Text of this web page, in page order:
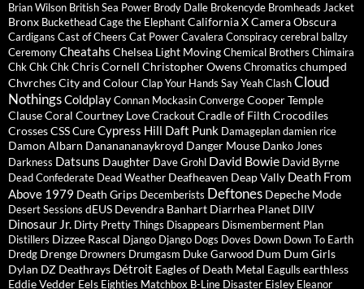
Brian Wilson British Sea Power Brody Dalle Brokencyde Bromheads Jacket
Bronx BucketheadCage the ElephantCalifornia XCamera Obscura
Cardigans Cast of Cheers Cat PowerCavalera Conspiracycerebral ballzy
CeremonyCheatahs Chelsea Light MovingChemical Brothers Chimaira
Chk Chk ChkChris Cornell Christopher OwensChromatics chumped
ChvrchesCity and ColourClap Your Hands Say YeahClashCloud
NothingsColdplayConnan MockasinConvergeCooper Temple
ClauseCoral Courtney LoveCrackoutCradle of Filth Crocodiles
CrossesCSSCureCypress Hill Daft Punk Damageplandamien rice
Damon Albarn Dananananaykroyd Danger Mouse Danko Jones
Darkness Datsuns Daughter Dave Grohl David Bowie David Byrne
Dead Confederate Dead Weather Deafheaven Deap Vally Death From
Above 1979 Death Grips Decemberists Deftones Depeche Mode
Desert Sessions dEUS Devendra Banhart Diarrhea Planet DIIV
Dinosaur Jr. Dirty Pretty Things Disappears Dismemberment Plan
Distillers Dizzee Rascal Django Django Dogs Doves Down Down To Earth
Dredg Drenge Drowners Drumgasm Duke Garwood Dum Dum Girls
Dylan DZ Deathrays Détroit Eagles of Death Metal Eagulls earthless
Eddie Vedder Eels Eighties Matchbox B-Line Disaster Eisley Eleanor